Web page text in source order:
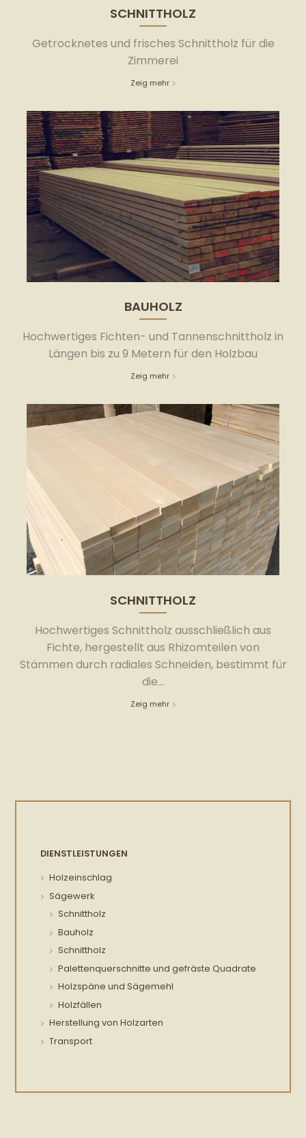
SCHNITTHOLZ
Getrocknetes und frisches Schnittholz für die
Zimmerei
Zeig mehr
BAUHOLZ
Hochwertiges Fichten- und Tannenschnittholz in
Längen bis zu 9 Metern für den Holzbau
Zeig mehr
SCHNITTHOLZ
Hochwertiges Schnittholz ausschließlich aus
Fichte, hergestellt aus Rhizomteilen von
Stämmen durch radiales Schneiden, bestimmt für
die...
Zeig mehr
DIENSTLEISTUNGEN
Holzeinschlag
Sägewerk
Schnittholz
Bauholz
Schnittholz
Palettenquerschnitte und gefräste Quadrate
Holzspäne und Sägemehl
Holzfällen
Herstellung von Holzarten
Transport